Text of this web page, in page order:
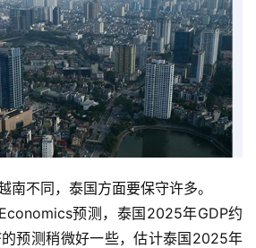
南不同，泰国方面要保守许多。
预测，泰国2025年GDP约
预测稍微好一些，估计泰国2025年